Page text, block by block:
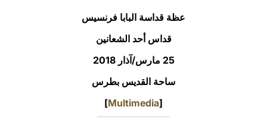
عظة قداسة البابا فرنسيس
قداس أحد الشعانين
25 مارس/آذار 2018
ساحة القديس بطرس
[
Multimedia
]